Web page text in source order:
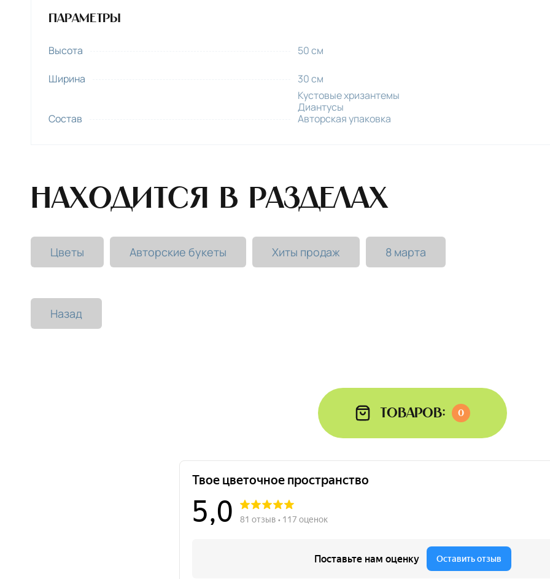
Параметры
Высота 50 см
Ширина 30 см
Состав
Кустовые хризантемы
Диантусы
Авторская упаковка
Находится в разделах
Цветы Авторские букеты Хиты продаж 8 марта
Назад
Товаров: 0